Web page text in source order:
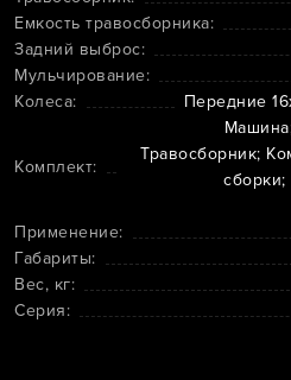
Емкость травосборника:
Задний выброс:
Мульчирование:
Колеса:
Передние
Комплект:
Травосборник;
сборки;
Применение:
Габариты:
Вес, кг:
Серия: